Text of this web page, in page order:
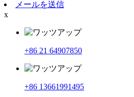
メールを送信
x
+86 21 64907850
+86 13661991495